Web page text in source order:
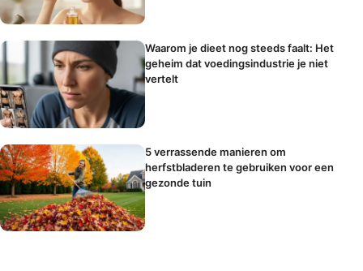
Waarom je dieet nog steeds faalt: Het
geheim dat voedingsindustrie je niet
vertelt
5 verrassende manieren om
herfstbladeren te gebruiken voor een
gezonde tuin